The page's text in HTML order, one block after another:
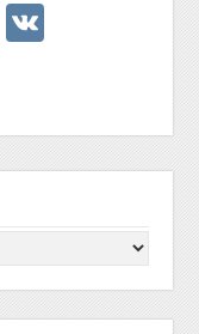
Telegram